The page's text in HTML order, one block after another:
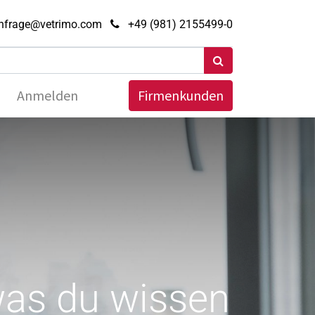
+49 (981) 2155499-0
Anmelden Firmenkunden
du wissen